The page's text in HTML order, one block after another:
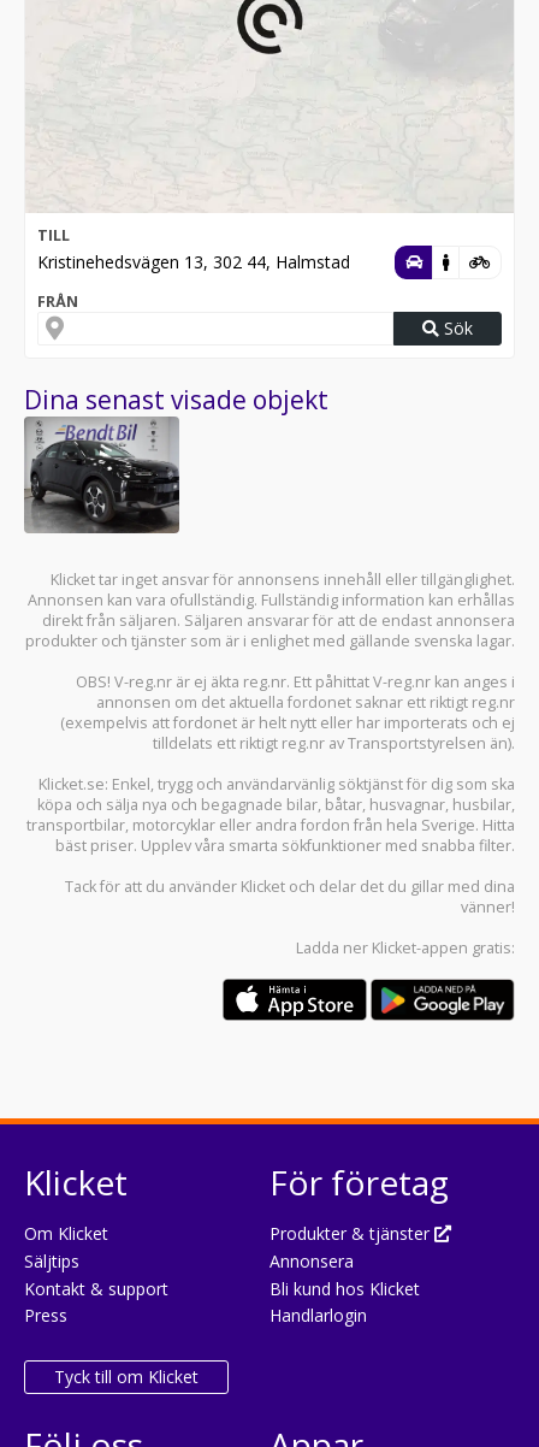
TILL
Kristinehedsvägen 13, 302 44, Halmstad
FRÅN
Sök
Dina senast visade objekt
Klicket tar inget ansvar för annonsens innehåll eller tillgänglighet.
Annonsen kan vara ofullständig. Fullständig information kan erhållas
direkt från säljaren. Säljaren ansvarar för att de endast annonsera
produkter och tjänster som är i enlighet med gällande svenska lagar.
OBS! V-reg.nr är ej äkta reg.nr. Ett påhittat V-reg.nr kan anges i
annonsen om det aktuella fordonet saknar ett riktigt reg.nr
(exempelvis att fordonet är helt nytt eller har importerats och ej
tilldelats ett riktigt reg.nr av Transportstyrelsen än).
Klicket.se: Enkel, trygg och användarvänlig söktjänst för dig som ska
köpa och sälja nya och begagnade bilar, båtar, husvagnar, husbilar,
transportbilar, motorcyklar eller andra fordon från hela Sverige. Hitta
bäst priser. Upplev våra smarta sökfunktioner med snabba filter.
Tack för att du använder Klicket och delar det du gillar med dina
vänner!
Ladda ner Klicket-appen gratis:
Klicket
Om Klicket
Säljtips
Kontakt & support
Press
Tyck till om Klicket
För företag
Produkter & tjänster
Annonsera
Bli kund hos Klicket
Handlarlogin